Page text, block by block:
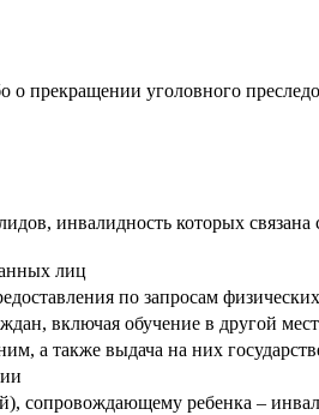
о прекращении уголовного
инвалидность которых связана
лиц
по запросам
включая обучение в другой
а также выдача на них
сопровождающему ребенка –